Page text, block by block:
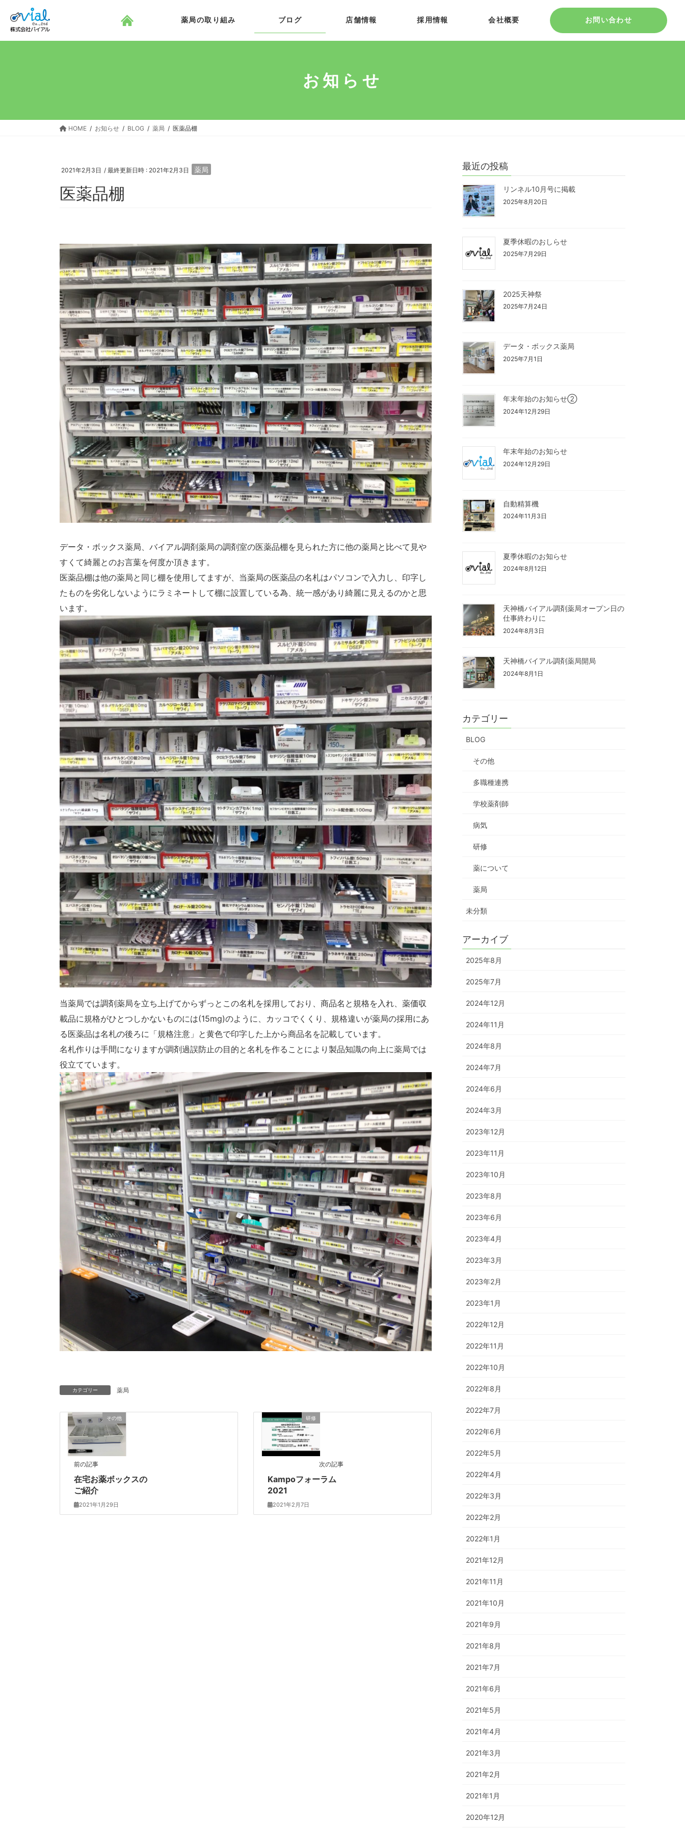
ン
プ
ー
動
薬局の取り組み ブログ 店舗情報 採用情報 会社概要 お問い合わせ
お知らせ
HOME お知らせ BLOG 薬局 医薬品棚
2021年2月3日 / 最終更新日時 : 2021年2月3日 薬局
医薬品棚
データ・ボックス薬局、バイアル調剤薬局の調剤室の医薬品棚を見られた方に他の薬局と比べて見や
すくて綺麗とのお言葉を何度か頂きます。
医薬品棚は他の薬局と同じ棚を使用してますが、当薬局の医薬品の名札はパソコンで入力し、印字し
たものを劣化しないようにラミネートして棚に設置している為、統一感があり綺麗に見えるのかと思
います。
当薬局では調剤薬局を立ち上げてからずっとこの名札を採用しており、商品名と規格を入れ、薬価収
載品に規格がひとつしかないものには(15mg)のように、カッコでくくり、規格違いが薬局の採用にあ
る医薬品は名札の後ろに「規格注意」と黄色で印字した上から商品名を記載しています。
名札作りは手間になりますが調剤過誤防止の目的と名札を作ることにより製品知識の向上に薬局では
役立てています。
カテゴリー 薬局
その他
前の記事
在宅お薬ボックスの
ご紹介
2021年1月29日
研修
次の記事
Kampoフォーラム
2021
2021年2月7日
最近の投稿
リンネル10月号に掲載
2025年8月20日
夏季休暇のおしらせ
2025年7月29日
2025天神祭
2025年7月24日
データ・ボックス薬局
2025年7月1日
年末年始のお知らせ②
2024年12月29日
年末年始のお知らせ
2024年12月29日
自動精算機
2024年11月3日
夏季休暇のお知らせ
2024年8月12日
天神橋バイアル調剤薬局オープン日の
仕事終わりに
2024年8月3日
天神橋バイアル調剤薬局開局
2024年8月1日
カテゴリー
BLOG
その他
多職種連携
学校薬剤師
病気
研修
薬について
薬局
未分類
アーカイブ
2025年8月
2025年7月
2024年12月
2024年11月
2024年8月
2024年7月
2024年6月
2024年3月
2023年12月
2023年11月
2023年10月
2023年8月
2023年6月
2023年4月
2023年3月
2023年2月
2023年1月
2022年12月
2022年11月
2022年10月
2022年8月
2022年7月
2022年6月
2022年5月
2022年4月
2022年3月
2022年2月
2022年1月
2021年12月
2021年11月
2021年10月
2021年9月
2021年8月
2021年7月
2021年6月
2021年5月
2021年4月
2021年3月
2021年2月
2021年1月
2020年12月